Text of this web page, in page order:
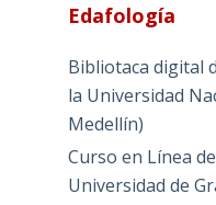
Edafología
Bibliotaca digital
la Universidad
Medellín)
Curso en Línea
Universidad de